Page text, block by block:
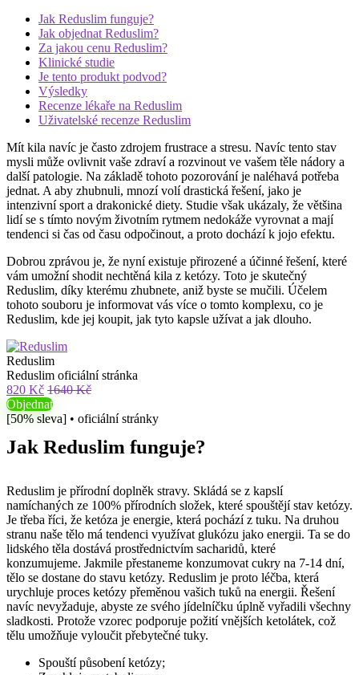
Jak Reduslim funguje?
Jak objednat Reduslim?
Za jakou cenu Reduslim?
Klinické studie
Je tento produkt podvod?
Výsledky
Recenze lékaře na Reduslim
Uživatelské recenze Reduslim
Mít kila navíc je často zdrojem frustrace a stresu. Navíc tento stav
mysli může ovlivnit vaše zdraví a rozvinout ve vašem těle nádory a
další patologie. Na základě tohoto pozorování je naléhavá potřeba
jednat. A aby zhubnuli, mnozí volí drastická řešení, jako je
intenzivní sport a drakonické diety. Studie však ukázaly, že většina
lidí se s tímto novým životním rytmem nedokáže vyrovnat a mají
tendenci si čas od času odpočinout, a proto dochází k jojo efektu.
Dobrou zprávou je, že nyní existuje přirozené a účinné řešení, které
vám umožní shodit nechtěná kila z ketózy. Toto je skutečný
Reduslim, díky kterému zhubnete, aniž byste se mučili. Účelem
tohoto souboru je informovat vás více o tomto komplexu, co je
Reduslim, kde jej koupit, jak tyto kapsle užívat a jak dlouho.
Reduslim
Reduslim oficiální stránka
820 Kč 1640 Kč
Objednat
[50% sleva] • oficiální stránky
Jak Reduslim funguje?
Reduslim je přírodní doplněk stravy. Skládá se z kapslí
namíchaných ze 100% přírodních složek, které spouštějí stav ketózy.
Je třeba říci, že ketóza je energie, která pochází z tuku. Na druhou
stranu naše tělo má tendenci využívat glukózu jako energii. Ta se do
lidského těla dostává prostřednictvím sacharidů, které
konzumujeme. Jakmile přestaneme konzumovat cukry na 7-14 dní,
tělo se dostane do stavu ketózy. Reduslim je proto léčba, která
urychluje proces ketózy přeměnou vašich tuků na energii. Řešení
navíc nevyžaduje, abyste ze svého jídelníčku úplně vyřadili všechny
sladkosti. Protože vzorec podporuje požití vnějších ketolátek, což
tělu umožňuje vyloučit přebytečné tuky.
Spouští působení ketózy;